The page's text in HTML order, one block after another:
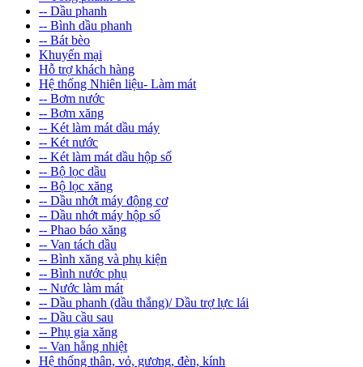
-- Dầu phanh
-- Bình dầu phanh
-- Bát bèo
Khuyến mại
Hỗ trợ khách hàng
Hệ thống Nhiên liệu- Làm mát
-- Bơm nước
-- Bơm xăng
-- Két làm mát dầu máy
-- Két nước
-- Két làm mát dầu hộp số
-- Bộ lọc dầu
-- Bộ lọc xăng
-- Dầu nhớt máy động cơ
-- Dầu nhớt máy hộp số
-- Phao báo xăng
-- Van tách dầu
-- Bình xăng và phụ kiện
-- Bình nước phụ
-- Nước làm mát
-- Dầu phanh (dầu thắng)/ Dầu trợ lực lái
-- Dầu cầu sau
-- Phụ gia xăng
-- Van hằng nhiệt
Hệ thống thân, vỏ, gương, đèn, kính